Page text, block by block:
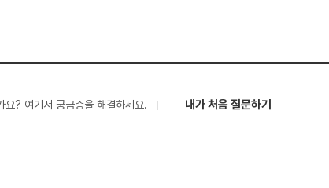
요? 여기서 궁금증을 해결하세요. 내가 처음 질문하기